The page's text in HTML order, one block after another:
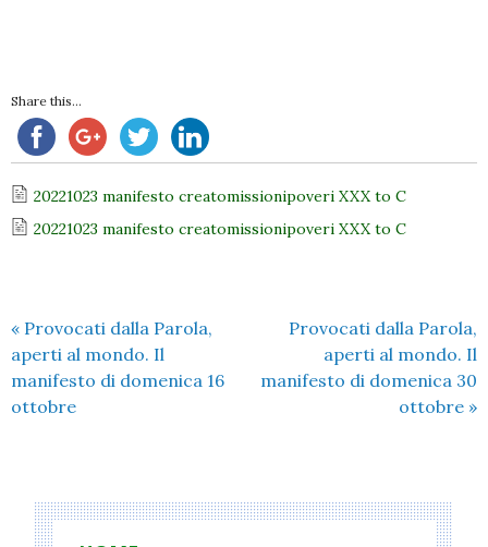
Share this...
20221023 manifesto creatomissionipoveri XXX to C
20221023 manifesto creatomissionipoveri XXX to C
« Provocati dalla Parola,
aperti al mondo. Il
manifesto di domenica 16
ottobre
Provocati dalla Parola,
aperti al mondo. Il
manifesto di domenica 30
ottobre »